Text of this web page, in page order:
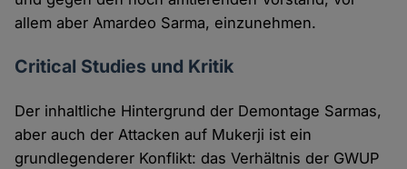
allem aber Amardeo Sarma, einzunehmen.
Critical Studies und Kritik
Der inhaltliche Hintergrund der Demontage Sarmas,
aber auch der Attacken auf Mukerji ist ein
grundlegenderer Konflikt: das Verhältnis der GWUP